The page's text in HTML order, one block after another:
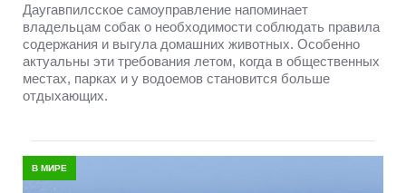
Даугавпилсское самоуправление напоминает
владельцам собак о необходимости соблюдать правила
содержания и выгула домашних животных. Особенно
актуальны эти требования летом, когда в общественных
местах, парках и у водоемов становится больше
отдыхающих.
В МИРЕ